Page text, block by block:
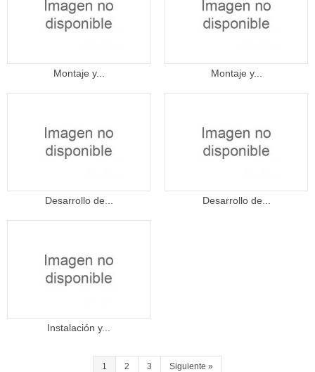
Montaje y... Montaje y...
Desarrollo de... Desarrollo de...
Instalación y...
1 2 3 Siguiente »